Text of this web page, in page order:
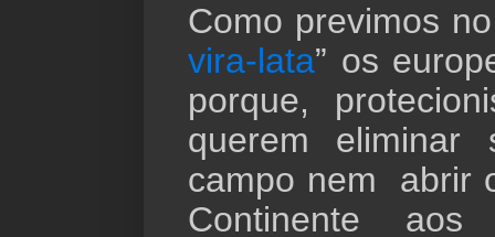
Como previmos
vira-lata” os
porque,
querem eliminar
campo nem abrir
Continente aos